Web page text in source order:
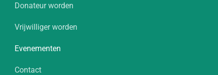
Donateur worden
Vrijwilliger worden
Evenementen
Contact